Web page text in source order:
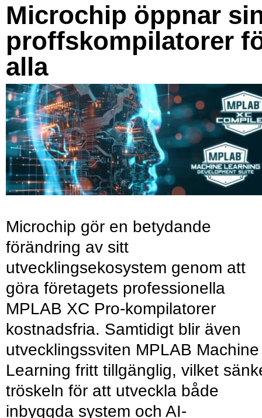
Microchip öppnar
proffskompilatorer
alla
Microchip gör en betydande
förändring av sitt
utvecklingsekosystem genom att
göra företagets professionella
MPLAB XC Pro-kompilatorer
kostnadsfria. Samtidigt blir även
utvecklingssviten MPLAB Machine
Learning fritt tillgänglig, vilket
tröskeln för att utveckla både
inbyggda system och AI-